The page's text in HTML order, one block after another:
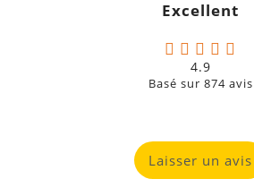
Excellent
4.9
Basé sur 874avis
Laisser un avis